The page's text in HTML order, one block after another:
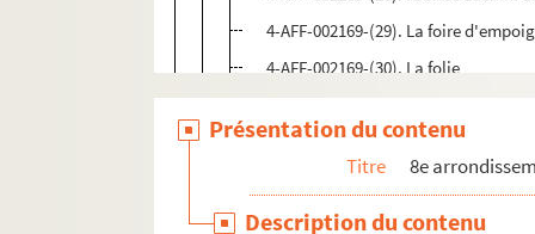
4-AFF-002169-(29). La foire
4-AFF-002169-(30). La folie
4-AFF-002169-(31). Galapagos
4-AFF-002169-(32). Hélène ou la
4-AFF-002169-(33). Huit femmes
4-AFF-002169-(34). Je me souviens
Présentation du contenu
Titre 8e
Description du contenu